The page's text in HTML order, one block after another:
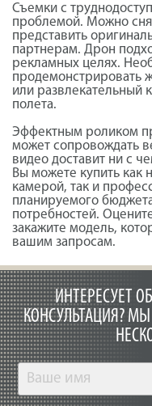
Съемки с
проблемой. Можно
представить
партнерам. Дрон
рекламных целях.
продемонстрировать
или развлекательный
полета.
Эффектным роликом
может сопровождать
видео доставит ни с
Вы можете купить как
камерой, так и
планируемого
потребностей.
закажите модель,
вашим запросам.
ИНТЕРЕСУЕТ
КОНСУЛЬТАЦИЯ? МЫ